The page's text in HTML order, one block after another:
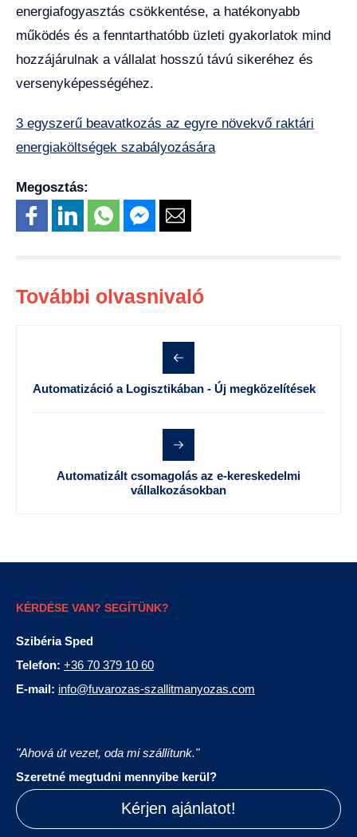
energiafogyasztás csökkentése, a hatékonyabb
működés és a fenntarthatóbb üzleti gyakorlatok mind
hozzájárulnak a vállalat hosszú távú sikeréhez és
versenyképességéhez.
3 egyszerű beavatkozás az egyre növekvő raktári
energiaköltségek szabályozására
Megosztás:
További olvasnivaló
Automatizáció a Logisztikában - Új megközelítések
Automatizált csomagolás az e-kereskedelmi
vállalkozásokban
KÉRDÉSE VAN? SEGÍTÜNK?
Szibéria Sped
Telefon: +36 70 379 10 60
E-mail: info@fuvarozas-szallitmanyozas.com
"Ahová út vezet, oda mi szállítunk."
Szeretné megtudni mennyibe kerül?
Kérjen ajánlatot!